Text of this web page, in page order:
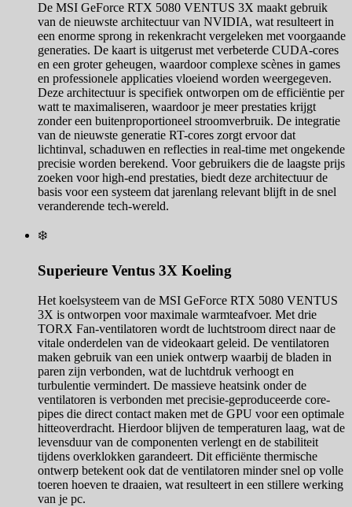
De MSI GeForce RTX 5080 VENTUS 3X maakt gebruik
van de nieuwste architectuur van NVIDIA, wat resulteert in
een enorme sprong in rekenkracht vergeleken met voorgaande
generaties. De kaart is uitgerust met verbeterde CUDA-cores
en een groter geheugen, waardoor complexe scènes in games
en professionele applicaties vloeiend worden weergegeven.
Deze architectuur is specifiek ontworpen om de efficiëntie per
watt te maximaliseren, waardoor je meer prestaties krijgt
zonder een buitenproportioneel stroomverbruik. De integratie
van de nieuwste generatie RT-cores zorgt ervoor dat
lichtinval, schaduwen en reflecties in real-time met ongekende
precisie worden berekend. Voor gebruikers die de laagste prijs
zoeken voor high-end prestaties, biedt deze architectuur de
basis voor een systeem dat jarenlang relevant blijft in de snel
veranderende tech-wereld.
❄️
Superieure Ventus 3X Koeling
Het koelsysteem van de MSI GeForce RTX 5080 VENTUS
3X is ontworpen voor maximale warmteafvoer. Met drie
TORX Fan-ventilatoren wordt de luchtstroom direct naar de
vitale onderdelen van de videokaart geleid. De ventilatoren
maken gebruik van een uniek ontwerp waarbij de bladen in
paren zijn verbonden, wat de luchtdruk verhoogt en
turbulentie vermindert. De massieve heatsink onder de
ventilatoren is verbonden met precisie-geproduceerde core-
pipes die direct contact maken met de GPU voor een optimale
hitteoverdracht. Hierdoor blijven de temperaturen laag, wat de
levensduur van de componenten verlengt en de stabiliteit
tijdens overklokken garandeert. Dit efficiënte thermische
ontwerp betekent ook dat de ventilatoren minder snel op volle
toeren hoeven te draaien, wat resulteert in een stillere werking
van je pc.